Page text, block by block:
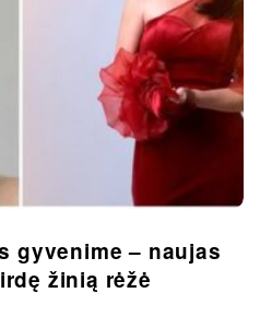
gyvenime – naujas
žinią rėžė